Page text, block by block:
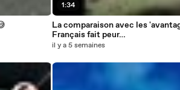
1:34
La comparaison avec les
Français fait peur…
il y a 5 semaines